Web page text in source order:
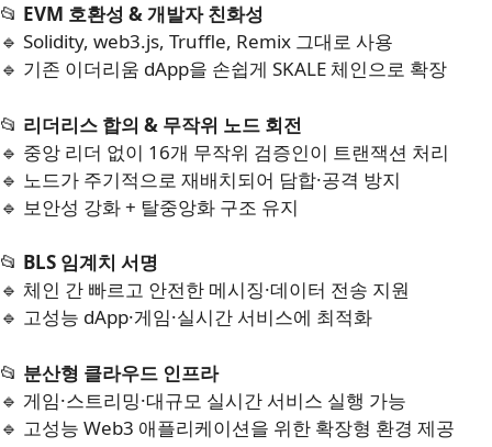
📂 EVM 호환성 & 개발자 친화성
🔹 Solidity, web3.js, Truffle, Remix 그대로 사용
🔹 기존 이더리움 dApp을 손쉽게 SKALE 체인으로 확장
📂 리더리스 합의 & 무작위 노드 회전
🔹 중앙 리더 없이 16개 무작위 검증인이 트랜잭션 처리
🔹 노드가 주기적으로 재배치되어 담합·공격 방지
🔹 보안성 강화 + 탈중앙화 구조 유지
📂 BLS 임계치 서명
🔹 체인 간 빠르고 안전한 메시징·데이터 전송 지원
🔹 고성능 dApp·게임·실시간 서비스에 최적화
📂 분산형 클라우드 인프라
🔹 게임·스트리밍·대규모 실시간 서비스 실행 가능
🔹 고성능 Web3 애플리케이션을 위한 확장형 환경 제공